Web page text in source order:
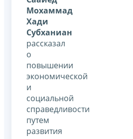
Мохаммад
Хади
Субханиан
рассказал
о
повышении
экономической
и
социальной
справедливости
путем
развития